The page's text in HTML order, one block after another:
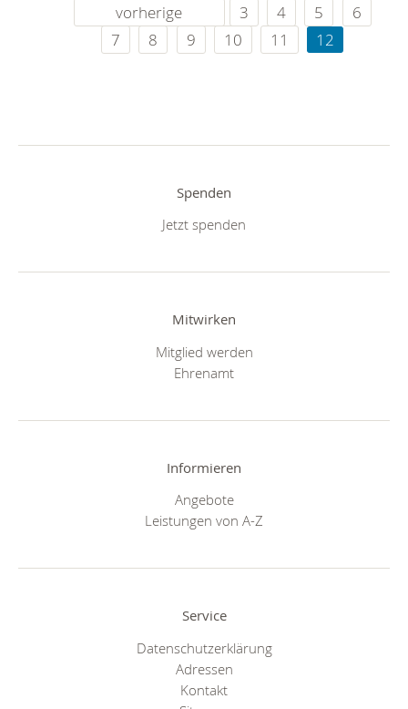
vorherige 3 4 5
6
7
8 9 10 11 12
Spenden
Jetzt spenden
Mitwirken
Mitglied werden
Ehrenamt
Informieren
Angebote
Leistungen von A-Z
Service
Datenschutzerklärung
Adressen
Kontakt